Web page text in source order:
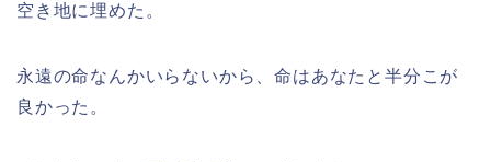
空き地に埋めた。
永遠の命なんかいらないから、命はあなたと半分こが
良かった。